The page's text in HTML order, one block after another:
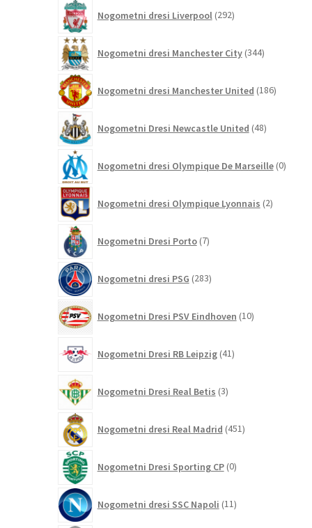
Nogometni dresi Liverpool 292izdelkov
Nogometni dresi Manchester City 344izdelkov
Nogometni dresi Manchester United 186izdelkov
Nogometni Dresi Newcastle United 48izdelkov
Nogometni dresi Olympique De Marseille 0
Nogometni dresi Olympique Lyonnais 2izdelka
Nogometni Dresi Porto 7izdelkov
Nogometni dresi PSG 283izdelkov
Nogometni Dresi PSV Eindhoven 10izdelkov
Nogometni Dresi RB Leipzig 41izdelkov
Nogometni Dresi Real Betis 3izdelki
Nogometni dresi Real Madrid 451izdelkov
Nogometni Dresi Sporting CP 0izdelkov
Nogometni dresi SSC Napoli 11izdelkov